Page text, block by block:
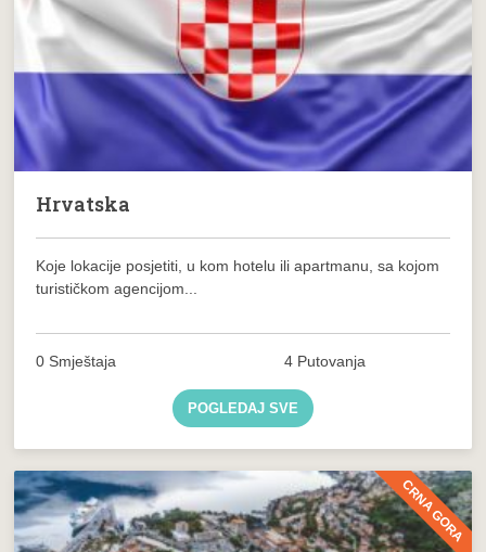
Hrvatska
Koje lokacije posjetiti, u kom hotelu ili apartmanu, sa kojom
turističkom agencijom...
0 Smještaja 4 Putovanja
POGLEDAJ SVE
CRNA GORA